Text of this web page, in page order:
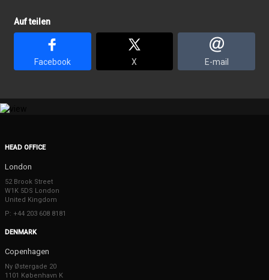
Auf teilen
Facebook X E-mail
HEAD OFFICE
London
52 Brook Street
W1K 5DS London
United Kingdom
P: +44 203 608 8181
DENMARK
Copenhagen
Ny Østergade 20
1101 København K